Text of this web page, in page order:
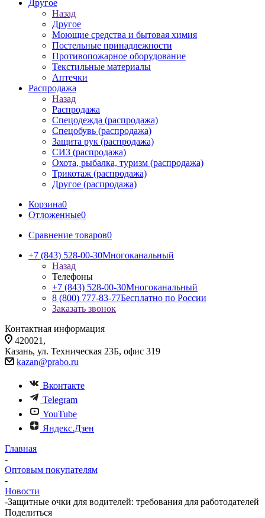
Другое
Назад
Другое
Моющие средства и бытовая химия
Постельные принадлежности
Противопожарное оборудование
Текстильные материалы
Аптечки
Распродажа
Назад
Распродажа
Спецодежда (распродажа)
Спецобувь (распродажа)
Защита рук (распродажа)
СИЗ (распродажа)
Охота, рыбалка, туризм (распродажа)
Трикотаж (распродажа)
Другое (распродажа)
Корзина0
Отложенные0
Сравнение товаров0
+7 (843) 528-00-30Многоканальный
Назад
Телефоны
+7 (843) 528-00-30Многоканальный
8 (800) 777-83-77Бесплатно по России
Заказать звонок
Контактная информация
420021,
Казань, ул. Техническая 23Б, офис 319
kazan@prabo.ru
Вконтакте
Telegram
YouTube
Яндекс.Дзен
Главная
-
Оптовым покупателям
-
Новости
-Защитные очки для водителей: требования для работодателей
Поделиться